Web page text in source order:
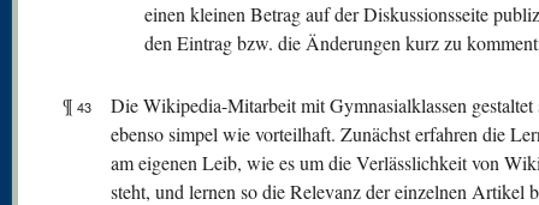
einen kleinen Betrag auf der Diskussionsseite
den Eintrag bzw. die Änderungen kurz zu
¶ 43
Die Wikipedia-Mitarbeit mit Gymnasialklassen gestaltet
ebenso simpel wie vorteilhaft. Zunächst erfahren die
am eigenen Leib, wie es um die Verlässlichkeit von
steht, und lernen so die Relevanz der einzelnen Artikel